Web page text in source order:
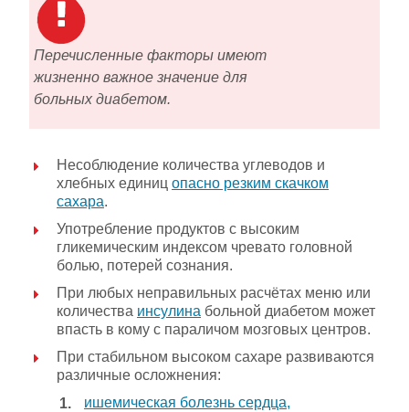
Перечисленные факторы имеют
жизненно важное значение для
больных диабетом.
Несоблюдение количества углеводов и
хлебных единиц опасно резким скачком
сахара.
Употребление продуктов с высоким
гликемическим индексом чревато головной
болью, потерей сознания.
При любых неправильных расчётах меню или
количества инсулина больной диабетом может
впасть в кому с параличом мозговых центров.
При стабильном высоком сахаре развиваются
различные осложнения:
ишемическая болезнь сердца,